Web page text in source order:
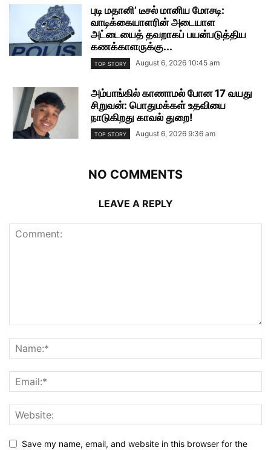
புடி மதானி’ டீசல் மானிய மோசடி:
வாடிக்கையாளரின் அடையாள
அட்டையைத் தவறாகப் பயன்படுத்திய
கணக்காளருக்கு...
TOP STORY August 6, 2026 10:45 am
அம்பாங்கில் காணாமல் போன 17 வயது
சிறுவன்: பொதுமக்கள் உதவியை
நாடுகிறது காவல் துறை!
TOP STORY August 6, 2026 9:36 am
NO COMMENTS
LEAVE A REPLY
Save my name, email, and website in this browser for the